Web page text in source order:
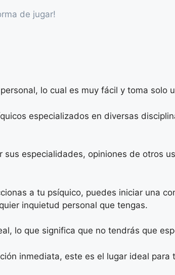
de jugar!
lo cual es muy fácil y toma solo
especializados en diversas
especialidades, opiniones de otros
a tu psíquico, puedes iniciar una
inquietud personal que tengas.
lo que significa que no tendrás que
inmediata, este es el lugar ideal para